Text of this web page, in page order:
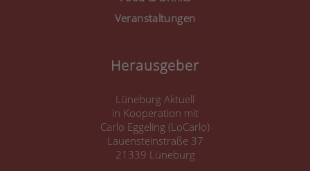
Veranstaltungen
Herausgeber
Lüneburg Aktuell
in Kooperation mit
Carlo Eggeling (LoCarlo)
Lauensteinstraße 37
21339 Lüneburg